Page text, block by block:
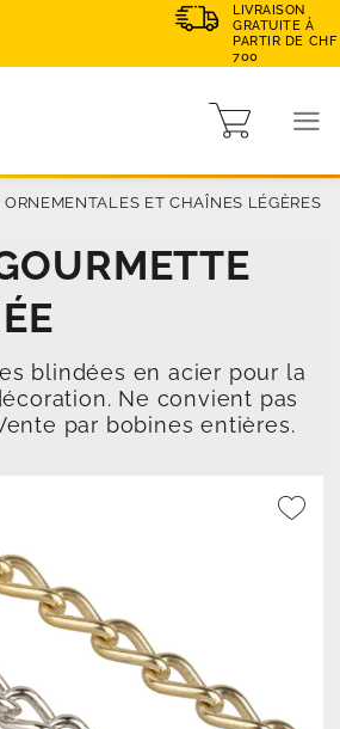
LIVRAISON
GRATUITE À
PARTIR DE CHF
700
ET CHAÎNES LÉGÈRES
blindées en acier pour la
Ne convient pas
par bobines entières.